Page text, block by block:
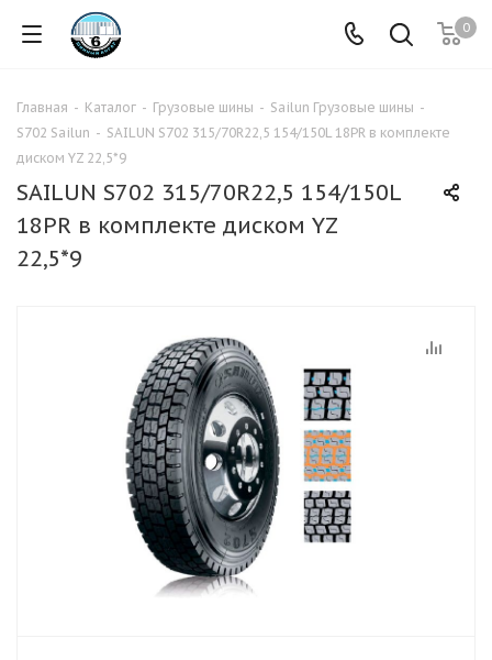
0
Главная - Каталог - Грузовые шины - Sailun Грузовые шины -
S702 Sailun - SAILUN S702 315/70R22,5 154/150L 18PR в комплекте
диском YZ 22,5*9
SAILUN S702 315/70R22,5 154/150L
18PR в комплекте диском YZ
22,5*9